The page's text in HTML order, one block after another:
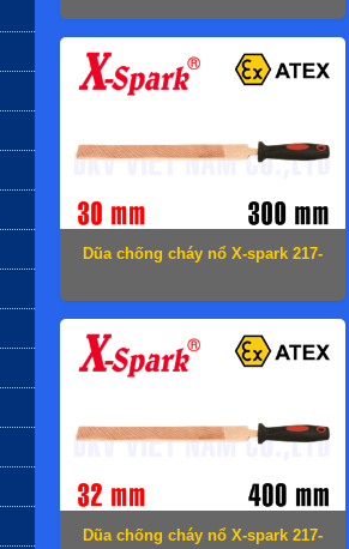
Dũa chống cháy nổ X-spark 217-
Dũa chống cháy nổ X-spark 217-